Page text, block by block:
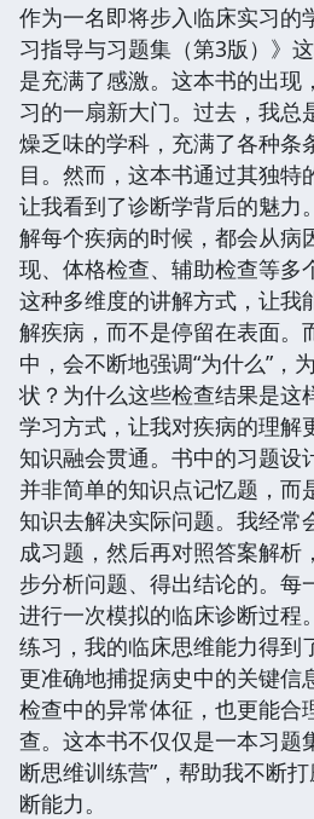
作为一名即将步入临床实习的
习指导与习题集（第3版）》
是充满了感激。这本书的出现
习的一扇新大门。过去，我总
燥乏味的学科，充满了各种条
目。然而，这本书通过其独特
让我看到了诊断学背后的魅力
解每个疾病的时候，都会从病
现、体格检查、辅助检查等多
这种多维度的讲解方式，让我
解疾病，而不是停留在表面。
中，会不断地强调“为什么”，
状？为什么这些检查结果是这
学习方式，让我对疾病的理解
知识融会贯通。书中的习题设
并非简单的知识点记忆题，而
知识去解决实际问题。我经常
成习题，然后再对照答案解析
步分析问题、得出结论的。每
进行一次模拟的临床诊断过程
练习，我的临床思维能力得到
更准确地捕捉病史中的关键信
检查中的异常体征，也更能合
查。这本书不仅仅是一本习题
断思维训练营”，帮助我不断
断能力。